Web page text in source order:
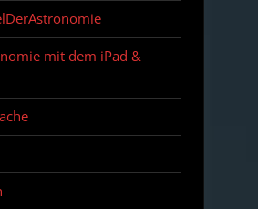
mit dem iPad &